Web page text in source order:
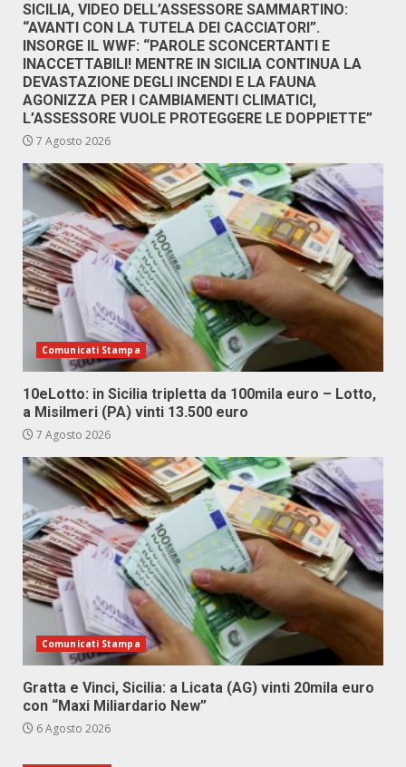
SICILIA, VIDEO DELL’ASSESSORE SAMMARTINO:
“AVANTI CON LA TUTELA DEI CACCIATORI”.
INSORGE IL WWF: “PAROLE SCONCERTANTI E
INACCETTABILI! MENTRE IN SICILIA CONTINUA LA
DEVASTAZIONE DEGLI INCENDI E LA FAUNA
AGONIZZA PER I CAMBIAMENTI CLIMATICI,
L’ASSESSORE VUOLE PROTEGGERE LE DOPPIETTE”
7 Agosto 2026
Comunicati Stampa
10eLotto: in Sicilia tripletta da 100mila euro – Lotto,
a Misilmeri (PA) vinti 13.500 euro
7 Agosto 2026
Comunicati Stampa
Gratta e Vinci, Sicilia: a Licata (AG) vinti 20mila euro
con “Maxi Miliardario New”
6 Agosto 2026